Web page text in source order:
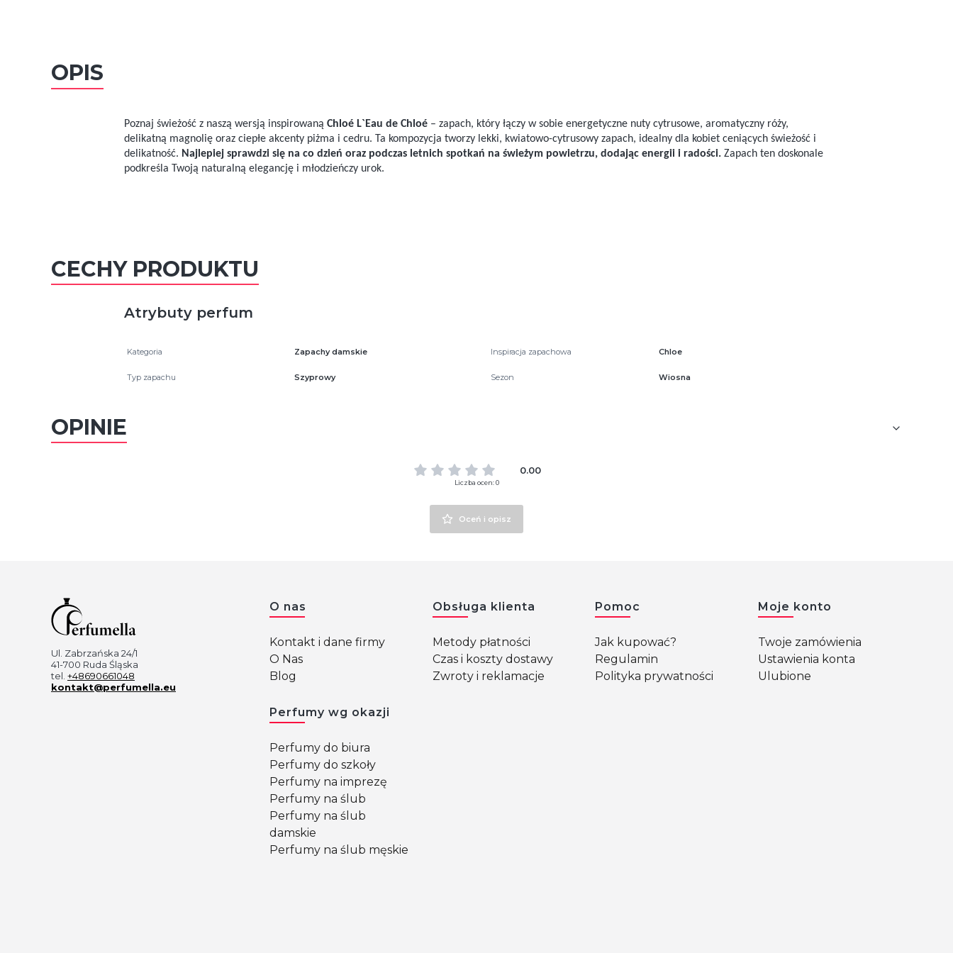
OPIS
Poznaj świeżość z naszą wersją inspirowaną Chloé L`Eau de Chloé– zapach, który łączy w sobie energetyczne nuty cytrusowe, aromatyczny róży,
delikatną magnolię oraz ciepłe akcenty piżma i cedru. Ta kompozycja tworzy lekki, kwiatowo-cytrusowy zapach, idealny dla kobiet ceniących świeżość i
delikatność. Najlepiej sprawdzi się na co dzień oraz podczas letnich spotkań na świeżym powietrzu, dodając energii i radości.Zapach ten doskonale
podkreśla Twoją naturalną elegancję i młodzieńczy urok.
CECHY PRODUKTU
Atrybuty perfum
Kategoria Zapachy damskie Inspiracja zapachowa Chloe
Typ zapachu Szyprowy Sezon Wiosna
OPINIE
0.00
Liczba ocen: 0
Oceń i opisz
Ul. Zabrzańska 24/1
41-700 Ruda Śląska
tel. +48690661048
kontakt@perfumella.eu
Linki w stopce
O nas
Kontakt i dane firmy
O Nas
Blog
Obsługa klienta
Metody płatności
Czas i koszty dostawy
Zwroty i reklamacje
Pomoc
Jak kupować?
Regulamin
Polityka prywatności
Moje konto
Twoje zamówienia
Ustawienia konta
Ulubione
Perfumy wg okazji
Perfumy do biura
Perfumy do szkoły
Perfumy na imprezę
Perfumy na ślub
Perfumy na ślub
damskie
Perfumy na ślub męskie